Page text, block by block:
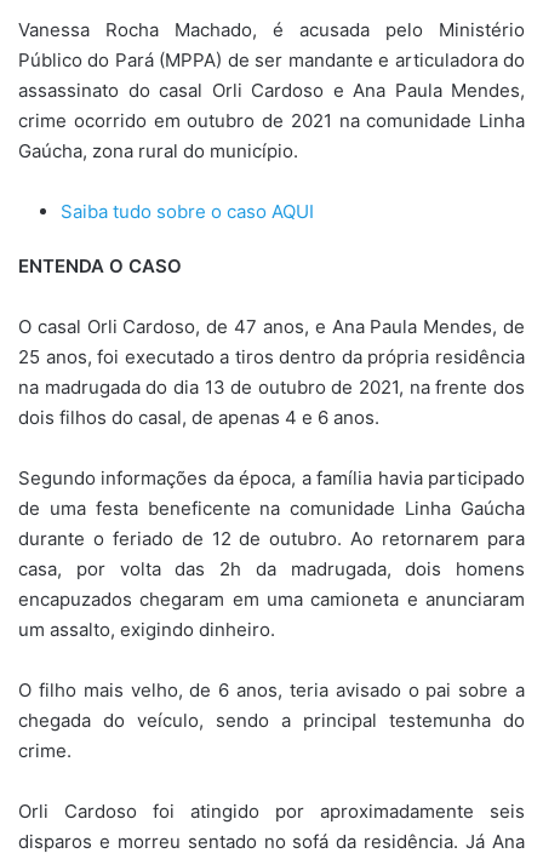
Vanessa Rocha Machado, é acusada pelo Ministério
Público do Pará (MPPA) de ser mandante e articuladora do
assassinato do casal Orli Cardoso e Ana Paula Mendes,
crime ocorrido em outubro de 2021 na comunidade Linha
Gaúcha, zona rural do município.
Saiba tudo sobre o caso AQUI
ENTENDA O CASO
O casal Orli Cardoso, de 47 anos, e Ana Paula Mendes, de
25 anos, foi executado a tiros dentro da própria residência
na madrugada do dia 13 de outubro de 2021, na frente dos
dois filhos do casal, de apenas 4 e 6 anos.
Segundo informações da época, a família havia participado
de uma festa beneficente na comunidade Linha Gaúcha
durante o feriado de 12 de outubro. Ao retornarem para
casa, por volta das 2h da madrugada, dois homens
encapuzados chegaram em uma camioneta e anunciaram
um assalto, exigindo dinheiro.
O filho mais velho, de 6 anos, teria avisado o pai sobre a
chegada do veículo, sendo a principal testemunha do
crime.
Orli Cardoso foi atingido por aproximadamente seis
disparos e morreu sentado no sofá da residência. Já Ana